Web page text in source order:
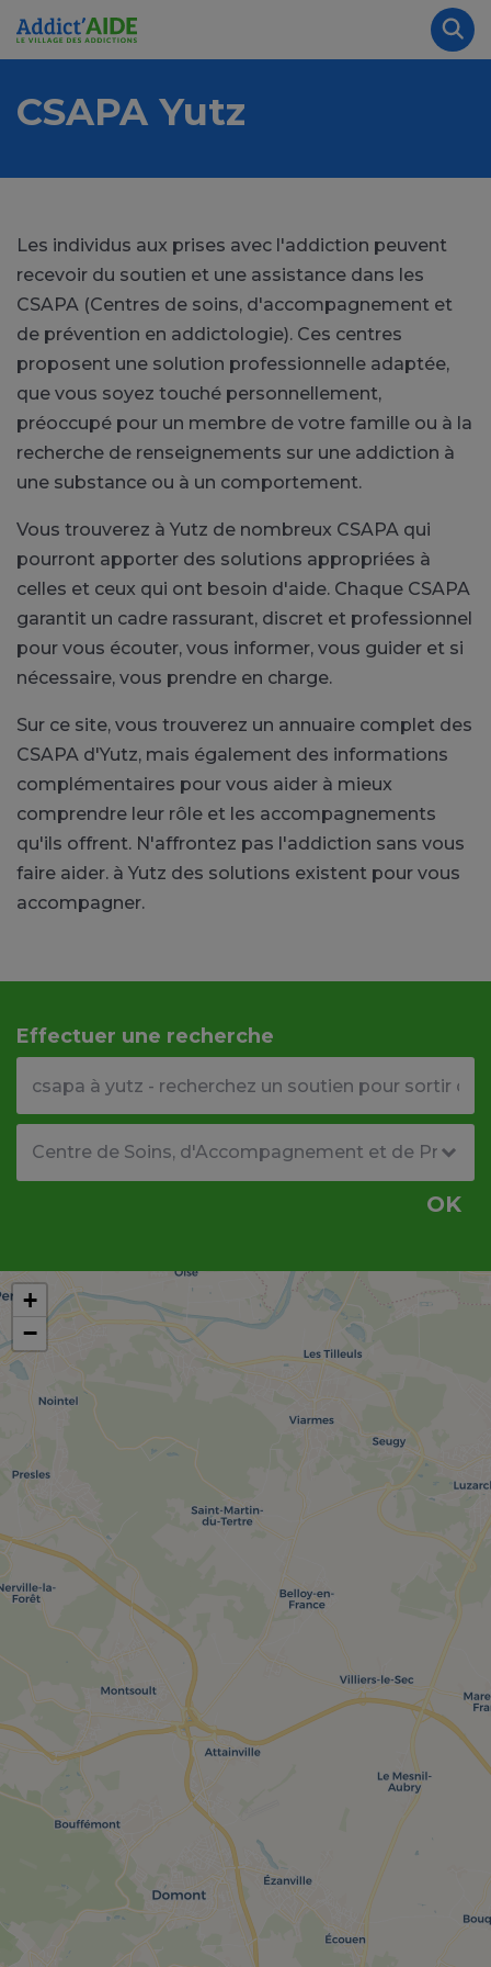
Aller au contenu principal
CSAPA Yutz
Les individus aux prises avec l'addiction peuvent
recevoir du soutien et une assistance dans les
CSAPA (Centres de soins, d'accompagnement et
de prévention en addictologie). Ces centres
proposent une solution professionnelle adaptée,
que vous soyez touché personnellement,
préoccupé pour un membre de votre famille ou à la
recherche de renseignements sur une addiction à
une substance ou à un comportement.
Vous trouverez à Yutz de nombreux CSAPA qui
pourront apporter des solutions appropriées à
celles et ceux qui ont besoin d'aide. Chaque CSAPA
garantit un cadre rassurant, discret et professionnel
pour vous écouter, vous informer, vous guider et si
nécessaire, vous prendre en charge.
Sur ce site, vous trouverez un annuaire complet des
CSAPA d'Yutz, mais également des informations
complémentaires pour vous aider à mieux
comprendre leur rôle et les accompagnements
qu'ils offrent. N'affrontez pas l'addiction sans vous
faire aider. à Yutz des solutions existent pour vous
accompagner.
Effectuer une recherche
OK
+
−
Panneau de gestion des cookies